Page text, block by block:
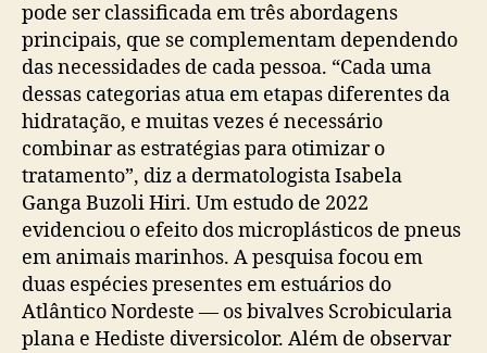
pode ser classificada em três abordagens
principais, que se complementam dependendo
das necessidades de cada pessoa. “Cada uma
dessas categorias atua em etapas diferentes da
hidratação, e muitas vezes é necessário
combinar as estratégias para otimizar o
tratamento”, diz a dermatologista Isabela
Ganga Buzoli Hiri. Um estudo de 2022
evidenciou o efeito dos microplásticos de pneus
em animais marinhos. A pesquisa focou em
duas espécies presentes em estuários do
Atlântico Nordeste — os bivalves Scrobicularia
plana e Hediste diversicolor. Além de observar